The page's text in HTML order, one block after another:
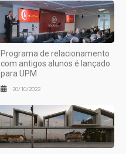
Programa de relacionamento
com antigos alunos é lançado
para UPM
20/10/2022